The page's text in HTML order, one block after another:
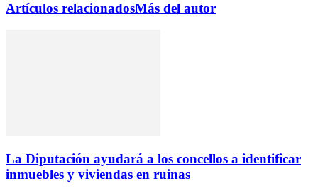
Artículos relacionadosMás del autor
La Diputación ayudará a los concellos a identificar
inmuebles y viviendas en ruinas